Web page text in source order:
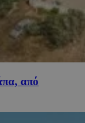
από